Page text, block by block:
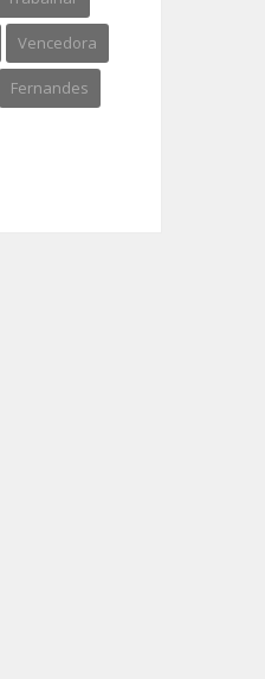
Vencedora
Fernandes